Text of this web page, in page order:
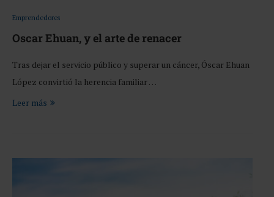
Emprendedores
Oscar Ehuan, y el arte de renacer
Tras dejar el servicio público y superar un cáncer, Óscar Ehuan
López convirtió la herencia familiar …
Leer más